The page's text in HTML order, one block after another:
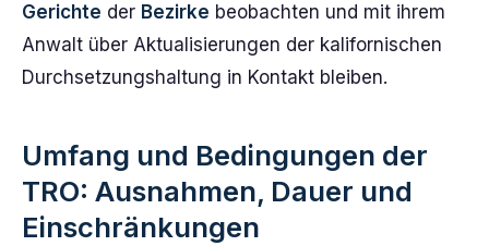
Gerichte der Bezirke beobachten und mit ihrem
Anwalt über Aktualisierungen der kalifornischen
Durchsetzungshaltung in Kontakt bleiben.
Umfang und Bedingungen der
TRO: Ausnahmen, Dauer und
Einschränkungen